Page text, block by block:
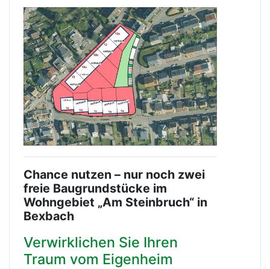
Chance nutzen – nur noch zwei
freie Baugrundstücke im
Wohngebiet „Am Steinbruch“ in
Bexbach
Verwirklichen Sie Ihren
Traum vom Eigenheim